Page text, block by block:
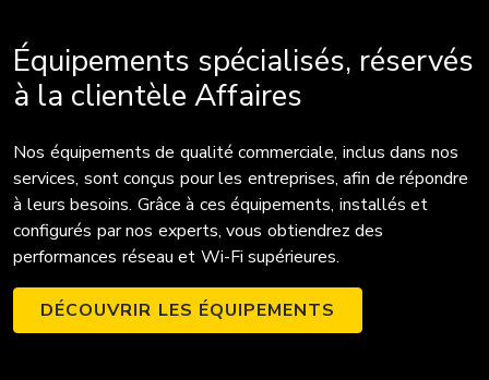
Équipements spécialisés, réservés
à la clientèle Affaires
Nos équipements de qualité commerciale, inclus dans nos
services, sont conçus pour les entreprises, afin de répondre
à leurs besoins. Grâce à ces équipements, installés et
configurés par nos experts, vous obtiendrez des
performances réseau et Wi-Fi supérieures.
DÉCOUVRIR LES ÉQUIPEMENTS